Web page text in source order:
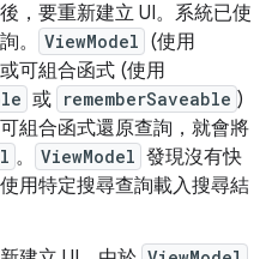
，要重新建立 UI。系統已使
。
ViewModel (使用
可組合函式 (使用
或 rememberSaveable )
組合函式還原查詢，就會將
。 ViewModel 發現沒有快
用特定搜尋查詢載入搜尋結